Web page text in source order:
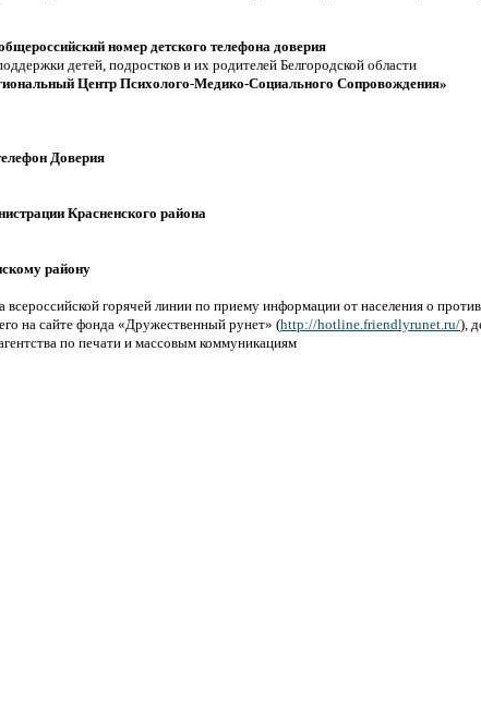
номер детского телефона доверия
детей, подростков и их родителей Белгородской области
Центр Психолого-Медико-Социального Сопровождения»
Доверия
Красненского района
району
всероссийской горячей линии по приему информации от населения о
на сайте фонда «Дружественный рунет» (http://hotline.friendlyrunet.ru/),
по печати и массовым коммуникациям